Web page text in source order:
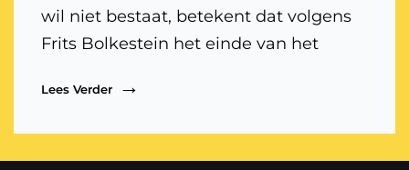
wil niet bestaat, betekent dat volgens
Frits Bolkestein het einde van het
Lees VerderHet